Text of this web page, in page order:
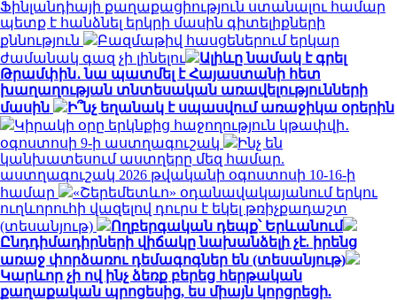
Ֆինլանդիայի քաղաքացիություն ստանալու համար
պետք է հանձնել երկրի մասին գիտելիքների
քննություն
Բազմաթիվ հասցեներում երկար
ժամանակ գազ չի լինելու
Ալիևը նամակ է գրել
Թրամփին․ նա պատմել է Հայաստանի հետ
խաղաղության տնտեսական առավելությունների
մասին
Ի՞նչ եղանակ է սպասվում առաջիկա օրերին
Կիրակի օրը երկնքից հաջողություն կթափվի․
օգոստոսի 9-ի աստղագուշակ
Ինչ են
կանխատեսում աստղերը մեզ համար.
աստղագուշակ 2026 թվականի օգոստոսի 10-16-ի
համար
«Շերեմետևո» օդանավակայանում երկու
ուղևորուհի վազելով դուրս է եկել թռիչքադաշտ
(տեսանյութ)
Ողբերգական դեպք՝ Երևանում
Ընդդիմադիրների վիճակը նախանձելի չէ. իրենց
առաջ փորձառու դեմագոգներ են (տեսանյութ)
Կարևոր չի ով ինչ ձեռք բերեց հերթական
քաղաքական պրոցեսից, ես միայն կորցրեցի.